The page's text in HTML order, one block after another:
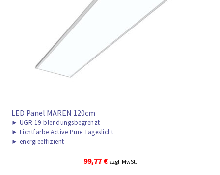
LED Panel MAREN 120cm
► UGR 19 blendungsbegrenzt
► Lichtfarbe Active Pure Tageslicht
► energieeffizient
99,77 € zzgl. MwSt.